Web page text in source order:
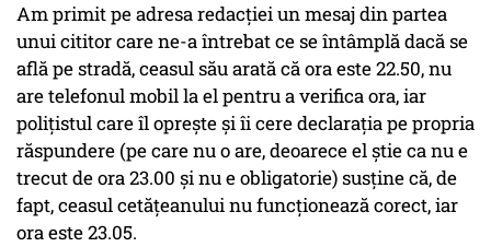
Am primit pe adresa redacţiei un mesaj din partea
unui cititor care ne-a întrebat ce se întâmplă dacă se
află pe stradă, ceasul său arată că ora este 22.50, nu
are telefonul mobil la el pentru a verifica ora, iar
poliţistul care îl opreşte şi îi cere declaraţia pe propria
răspundere (pe care nu o are, deoarece el ştie ca nu e
trecut de ora 23.00 şi nu e obligatorie) susţine că, de
fapt, ceasul cetăţeanului nu funcţionează corect, iar
ora este 23.05.